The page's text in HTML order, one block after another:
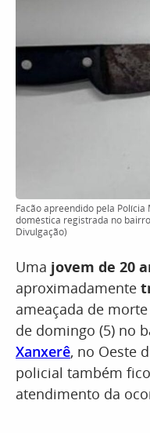
Facão apreendido pela
doméstica registrada no
Divulgação)
Uma jovem de 20
aproximadamente
ameaçada de
de domingo (5) no
Xanxerê, no Oeste
policial também
atendimento da